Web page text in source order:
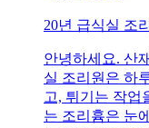
20년 급식실 조
안녕하세요. 산
실 조리원은 하
고, 튀기는 작업
는 조리흄은 눈